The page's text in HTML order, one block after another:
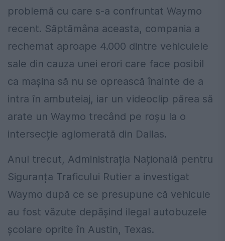
problemă cu care s-a confruntat Waymo
recent. Săptămâna aceasta, compania a
rechemat aproape 4.000 dintre vehiculele
sale din cauza unei erori care face posibil
ca mașina să nu se oprească înainte de a
intra în ambuteiaj, iar un videoclip părea să
arate un Waymo trecând pe roșu la o
intersecție aglomerată din Dallas.
Anul trecut, Administrația Națională pentru
Siguranța Traficului Rutier a investigat
Waymo după ce se presupune că vehicule
au fost văzute depășind ilegal autobuzele
școlare oprite în Austin, Texas.